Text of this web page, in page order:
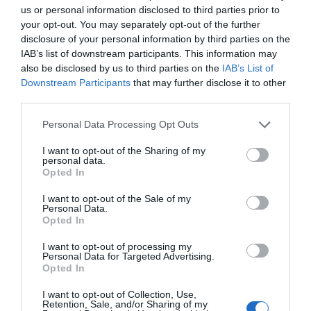
us or personal information disclosed to third parties prior to
your opt-out. You may separately opt-out of the further
disclosure of your personal information by third parties on the
IAB’s list of downstream participants. This information may
also be disclosed by us to third parties on the IAB’s List of
Downstream Participants that may further disclose it to other
Personal Data Processing Opt Outs
I want to opt-out of the Sharing of my
personal data.
Opted In
I want to opt-out of the Sale of my
Personal Data.
Opted In
I want to opt-out of processing my
Personal Data for Targeted Advertising.
Opted In
I want to opt-out of Collection, Use,
Retention, Sale, and/or Sharing of my
Eulogio López
Isabel Pantoja pierde dos pleitos
con Hacienda por 700.000
euros... suma y sigue
Eulogio López
El IBEX 35 cerró la sesión del
miércoles en los 20.057 puntos,
un nuevo récord
Eulogio López
Argumentos